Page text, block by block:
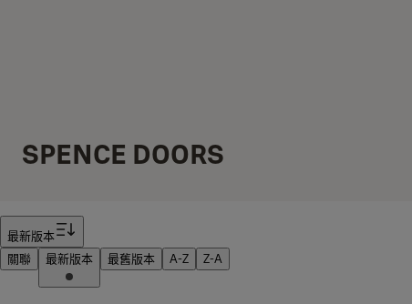
SPENCE DOORS
选器
最新版本
關聯
最新版本 最舊版本 A-Z Z-A